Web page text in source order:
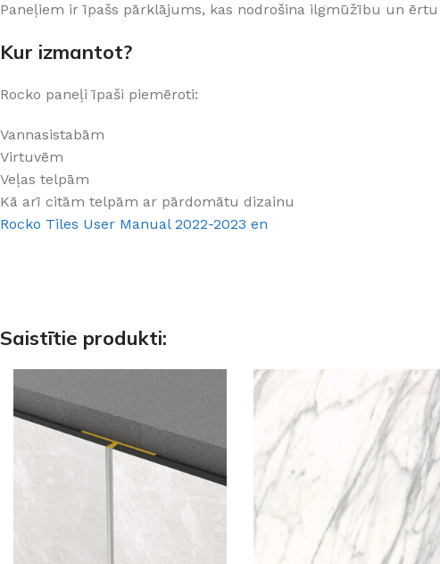
Paneļiem ir īpašs pārklājums, kas nodrošina ilgmūžību un ērtu
Kur izmantot?
Rocko paneļi īpaši piemēroti:
Vannasistabām
Virtuvēm
Veļas telpām
Kā arī citām telpām ar pārdomātu dizainu
Rocko Tiles User Manual 2022-2023 en
Saistītie produkti: